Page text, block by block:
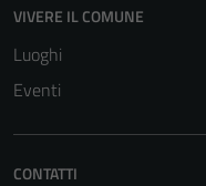
VIVERE IL COMUNE
Luoghi
Eventi
CONTATTI